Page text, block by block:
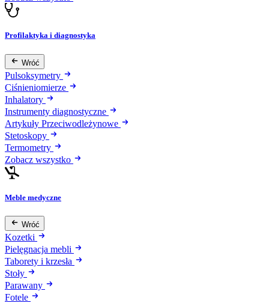
Profilaktyka i diagnostyka
Wróć
Pulsoksymetry
Ciśnieniomierze
Inhalatory
Instrumenty diagnostyczne
Artykuły Przeciwodleżynowe
Stetoskopy
Termometry
Zobacz wszystko
Meble medyczne
Wróć
Kozetki
Pielęgnacja mebli
Taborety i krzesła
Stoły
Parawany
Fotele